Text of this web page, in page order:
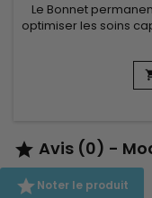
Le Bonnet
optimiser les soins
facilitant la
profondeur. Grâce
chaleur, amplifiant
soins, pour des
 Avis (0) -
Noter le produit